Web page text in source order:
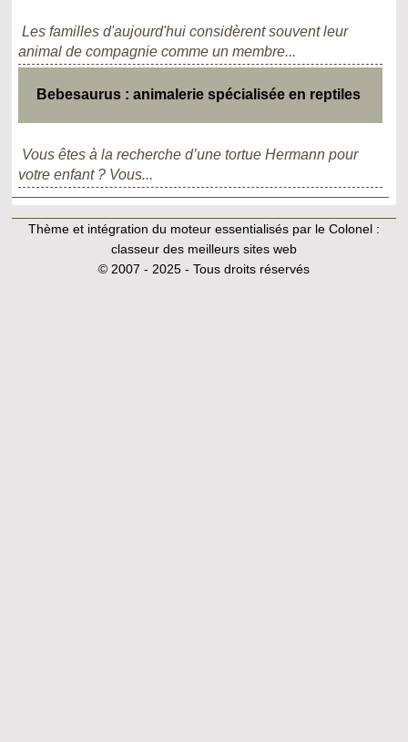
Les familles d'aujourd'hui considèrent souvent leur
animal de compagnie comme un membre...
Bebesaurus : animalerie spécialisée en reptiles
Vous êtes à la recherche d’une tortue Hermann pour
votre enfant ? Vous...
Thème et intégration du moteur essentialisés par le Colonel :
classeur des meilleurs sites web
© 2007 - 2025 - Tous droits réservés